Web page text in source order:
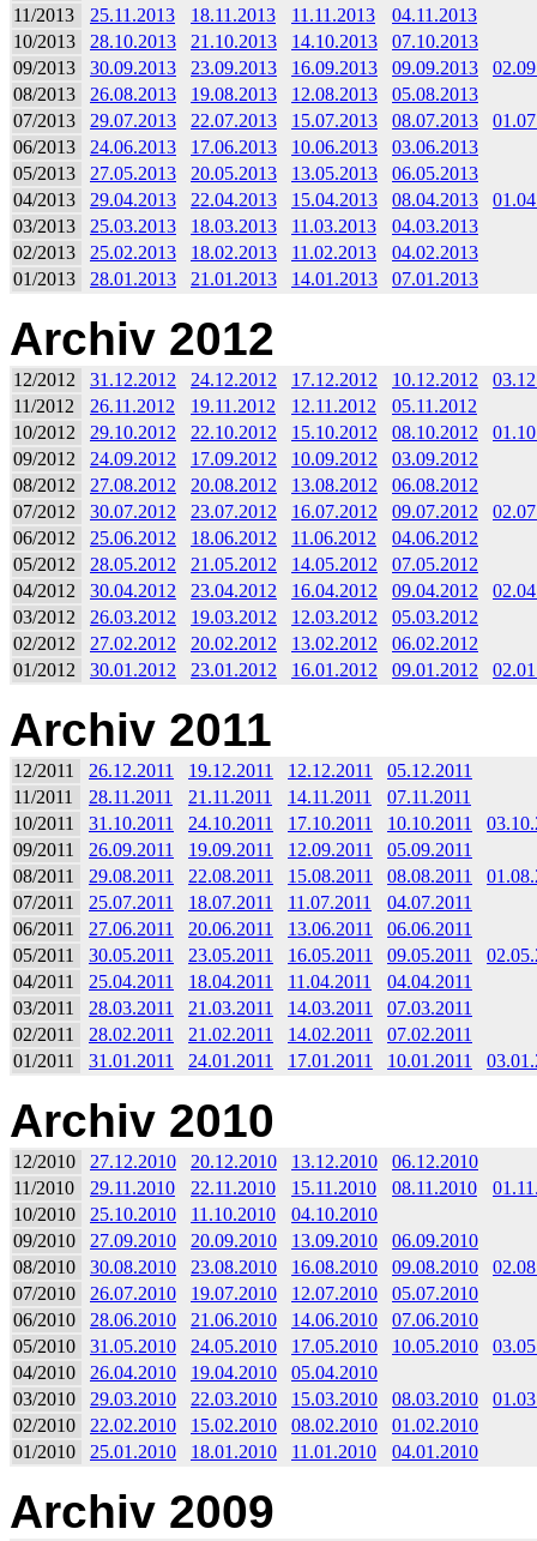
11/2013
25.11.2013 18.11.2013 11.11.2013
04.11.2013
10/2013
28.10.2013 21.10.2013 14.10.2013
07.10.2013
09/2013
30.09.2013 23.09.2013 16.09.2013 09.09.2013
08/2013
26.08.2013 19.08.2013 12.08.2013
05.08.2013
07/2013
29.07.2013 22.07.2013 15.07.2013 08.07.2013
06/2013
24.06.2013 17.06.2013 10.06.2013
03.06.2013
05/2013
27.05.2013 20.05.2013 13.05.2013
06.05.2013
04/2013
29.04.2013 22.04.2013 15.04.2013 08.04.2013
03/2013
25.03.2013 18.03.2013 11.03.2013
04.03.2013
02/2013
25.02.2013 18.02.2013 11.02.2013
04.02.2013
01/2013
28.01.2013 21.01.2013 14.01.2013 07.01.2013
Archiv 2012
12/2012 31.12.2012 24.12.2012 17.12.2012 10.12.2012
11/2012
26.11.2012 19.11.2012 12.11.2012
05.11.2012
10/2012
29.10.2012 22.10.2012 15.10.2012 08.10.2012
09/2012
24.09.2012 17.09.2012 10.09.2012
03.09.2012
08/2012
27.08.2012 20.08.2012 13.08.2012
06.08.2012
07/2012
30.07.2012 23.07.2012 16.07.2012 09.07.2012
06/2012
25.06.2012 18.06.2012 11.06.2012
04.06.2012
05/2012
28.05.2012 21.05.2012 14.05.2012
07.05.2012
04/2012
30.04.2012 23.04.2012 16.04.2012 09.04.2012
03/2012
26.03.2012 19.03.2012 12.03.2012
05.03.2012
02/2012
27.02.2012 20.02.2012 13.02.2012
06.02.2012
01/2012
30.01.2012 23.01.2012 16.01.2012 09.01.2012
Archiv 2011
12/2011 26.12.2011 19.12.2011 12.12.2011
05.12.2011
11/2011
28.11.2011 21.11.2011 14.11.2011
07.11.2011
10/2011
31.10.2011 24.10.2011 17.10.2011 10.10.2011
09/2011
26.09.2011 19.09.2011 12.09.2011
05.09.2011
08/2011
29.08.2011 22.08.2011 15.08.2011 08.08.2011
07/2011
25.07.2011 18.07.2011 11.07.2011
04.07.2011
06/2011
27.06.2011 20.06.2011 13.06.2011
06.06.2011
05/2011
30.05.2011 23.05.2011 16.05.2011 09.05.2011
04/2011
25.04.2011 18.04.2011 11.04.2011
04.04.2011
03/2011
28.03.2011 21.03.2011 14.03.2011
07.03.2011
02/2011
28.02.2011 21.02.2011 14.02.2011
07.02.2011
01/2011
31.01.2011 24.01.2011 17.01.2011 10.01.2011
Archiv 2010
12/2010 27.12.2010 20.12.2010 13.12.2010
06.12.2010
11/2010
29.11.2010 22.11.2010 15.11.2010 08.11.2010
10/2010
25.10.2010 11.10.2010
04.10.2010
09/2010
27.09.2010 20.09.2010 13.09.2010
06.09.2010
08/2010
30.08.2010 23.08.2010 16.08.2010 09.08.2010
07/2010
26.07.2010 19.07.2010 12.07.2010
05.07.2010
06/2010
28.06.2010 21.06.2010 14.06.2010
07.06.2010
05/2010
31.05.2010 24.05.2010 17.05.2010 10.05.2010
04/2010
26.04.2010 19.04.2010
05.04.2010
03/2010
29.03.2010 22.03.2010 15.03.2010 08.03.2010
02/2010
22.02.2010 15.02.2010 08.02.2010
01.02.2010
01/2010
25.01.2010 18.01.2010 11.01.2010 04.01.2010
Archiv 2009